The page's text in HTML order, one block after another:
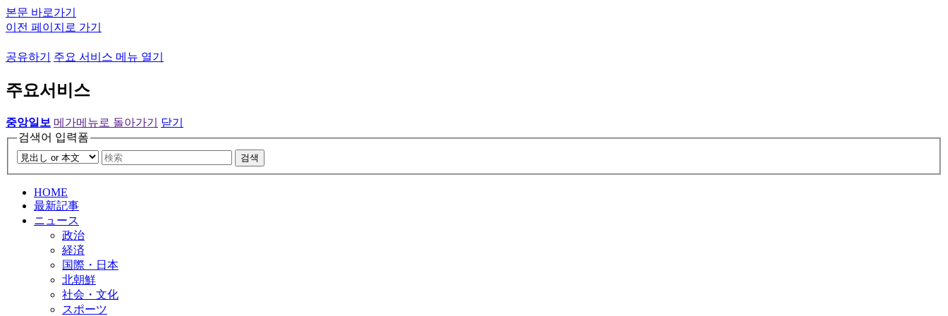
본문 바로가기
이전 페이지로 가기
공유하기 주요 서비스 메뉴 열기
주요서비스
중앙일보 메가메뉴로 돌아가기
닫기
검색어 입력폼
검색
HOME
最新記事
ニュース
政治
経済
国際・日本
北朝鮮
社会・文化
スポーツ